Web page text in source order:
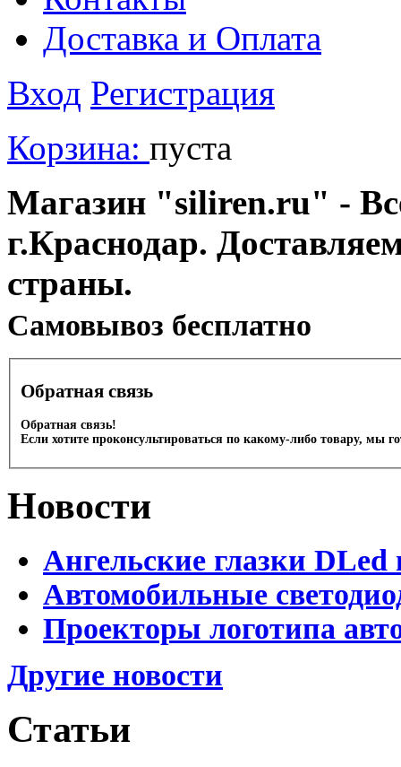
Доставка и Оплата
Вход Регистрация
Корзина: пуста
Магазин "siliren.ru" -
г.Краснодар.
страны.
Cамовывоз бесплатно
Обратная связь
Обратная связь!
Если хотите проконсультироваться по какому-либо товару, мы
Новости
Ангельские глазки DLed
Автомобильные
Проекторы логотипа
Другие новости
Статьи